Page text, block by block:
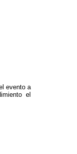
evento a
el